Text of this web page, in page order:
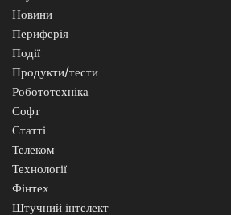
Новини
Периферія
Події
Продукти/тести
Робототехніка
Софт
Статті
Телеком
Технології
Фінтех
Штучний інтелект